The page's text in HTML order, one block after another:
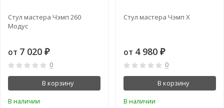
Стул мастера Чэмп 260
Модус
от 7 020 ₽
0
В корзину
В наличии
Стул мастера Чэмп Х
от 4 980 ₽
0
В корзину
В наличии